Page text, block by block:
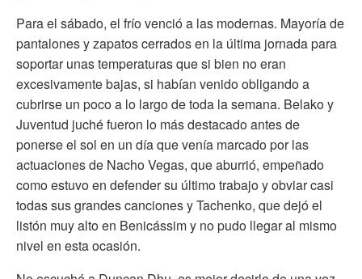
Para el sábado, el frío venció a las modernas. Mayoría de
pantalones y zapatos cerrados en la última jornada para
soportar unas temperaturas que si bien no eran
excesivamente bajas, si habían venido obligando a
cubrirse un poco a lo largo de toda la semana. Belako y
Juventud juché fueron lo más destacado antes de
ponerse el sol en un día que venía marcado por las
actuaciones de Nacho Vegas, que aburrió, empeñado
como estuvo en defender su último trabajo y obviar casi
todas sus grandes canciones y Tachenko, que dejó el
listón muy alto en Benicássim y no pudo llegar al mismo
nivel en esta ocasión.